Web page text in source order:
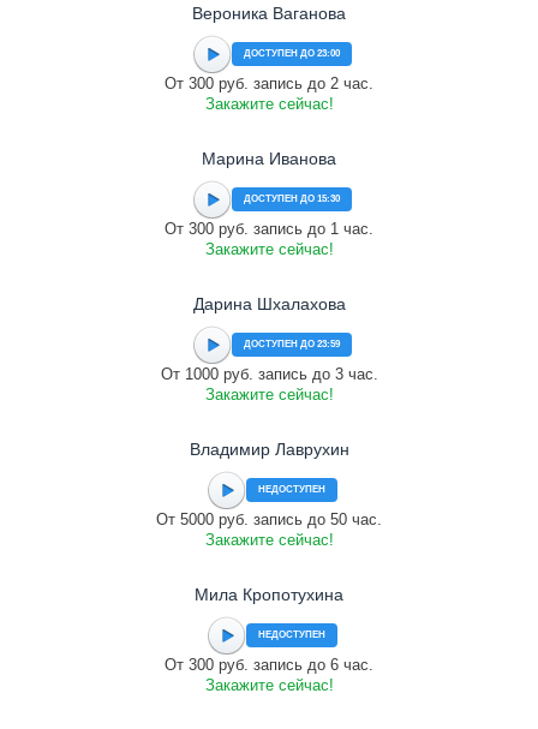
Вероника Ваганова
ДОСТУПЕН ДО 23:00
От 300 руб. запись до 2 час.
Закажите сейчас!
Марина Иванова
ДОСТУПЕН ДО 15:30
От 300 руб. запись до 1 час.
Закажите сейчас!
Дарина Шхалахова
ДОСТУПЕН ДО 23:59
От 1000 руб. запись до 3 час.
Закажите сейчас!
Владимир Лаврухин
НЕДОСТУПЕН
От 5000 руб. запись до 50 час.
Закажите сейчас!
Мила Кропотухина
НЕДОСТУПЕН
От 300 руб. запись до 6 час.
Закажите сейчас!